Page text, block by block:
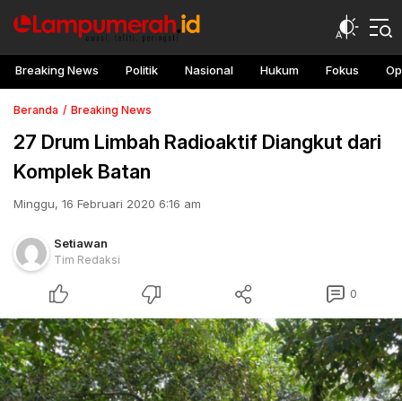
Breaking News Politik Nasional Hukum Fokus
Beranda Breaking News
27 Drum Limbah Radioaktif Diangkut dari
Komplek Batan
Minggu, 16 Februari 2020 6:16 am
Setiawan
Tim Redaksi
0